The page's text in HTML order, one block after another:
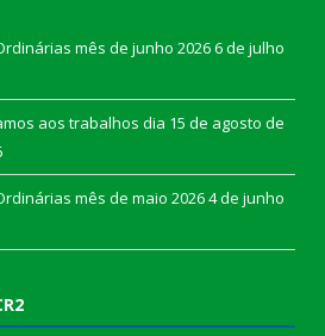
mês de junho 20266 de julho
aos trabalhos dia 15 de agosto de
mês de maio 20264 de junho